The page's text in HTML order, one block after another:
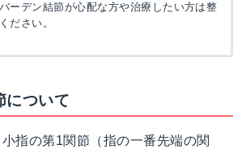
ーデン結節が心配な方や治療したい方は整
ださい。
について
指の第1関節（指の一番先端の関